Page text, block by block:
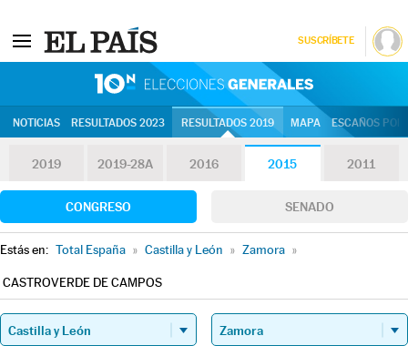
SUSCRÍBETE
NOTICIAS RESULTADOS 2023 RESULTADOS 2019 MAPA ESCAÑOS
2019 2019-28A 2016 2015 2011
CONGRESO SENADO
Estás en: Total España » Castilla y León » Zamora »
CASTROVERDE DE CAMPOS